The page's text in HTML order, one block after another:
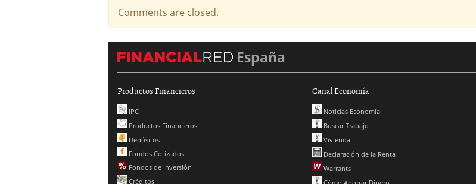
Comments are closed.
España
Productos Financieros
IPC
Productos Financieros
Depósitos
Fondos Cotizados
Fondos de Inversión
Créditos
Canal Economía
Noticias Economía
Buscar Trabajo
Vivienda
Declaración de la Renta
Warrants